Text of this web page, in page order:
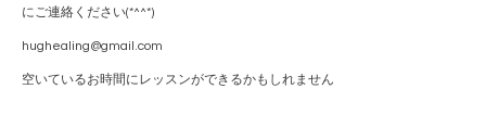
にご連絡ください(*^^*)
hughealing@gmail.com
空いているお時間にレッスンができるかもしれません